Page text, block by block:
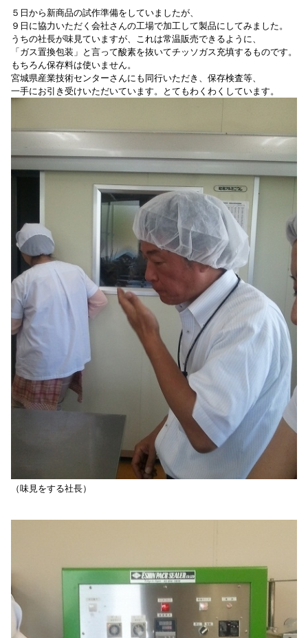
５日から新商品の試作準備をしていましたが、
９日に協力いただく会社さんの工場で加工して製品にしてみました。
うちの社長が味見ていますが、これは常温販売できるように、
「ガス置換包装」と言って酸素を抜いてチッソガス充填するものです。
もちろん保存料は使いません。
宮城県産業技術センターさんにも同行いただき、保存検査等、
一手にお引き受けいただいています。とてもわくわくしています。
（味見をする社長）